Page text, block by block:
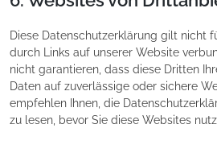
Diese Datenschutzerklärung gilt nicht
durch Links auf unserer Website
nicht garantieren, dass diese Dritten
Daten auf zuverlässige oder sichere
empfehlen Ihnen, die
zu lesen, bevor Sie diese Websites